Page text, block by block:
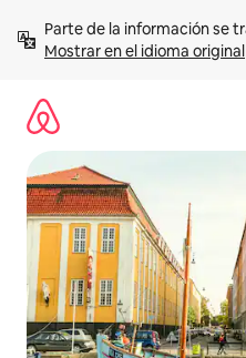
contenidoMostrar en el idioma original